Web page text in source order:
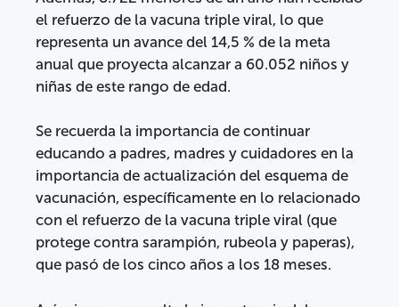
el refuerzo de la vacuna triple viral, lo que
representa un avance del 14,5 % de la meta
anual que proyecta alcanzar a 60.052 niños y
niñas de este rango de edad.
Se recuerda la importancia de continuar
educando a padres, madres y cuidadores en la
importancia de actualización del esquema de
vacunación, específicamente en lo relacionado
con el refuerzo de la vacuna triple viral (que
protege contra sarampión, rubeola y paperas),
que pasó de los cinco años a los 18 meses.